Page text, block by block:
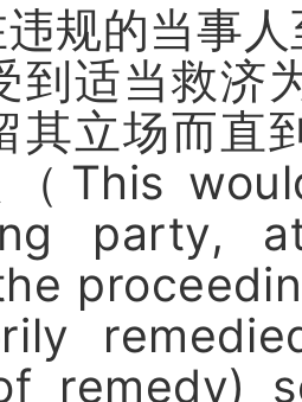
规的当事
到适当救济
其立场而直
This
party,
remedy)